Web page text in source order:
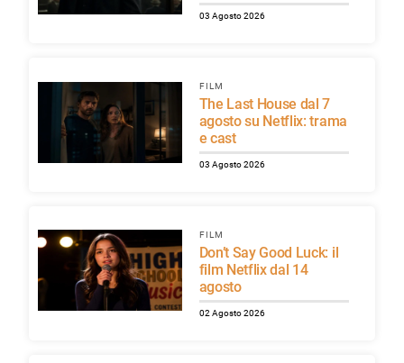
03 Agosto 2026
FILM
The Last House dal 7
agosto su Netflix: trama
e cast
03 Agosto 2026
FILM
Don’t Say Good Luck: il
film Netflix dal 14
agosto
02 Agosto 2026